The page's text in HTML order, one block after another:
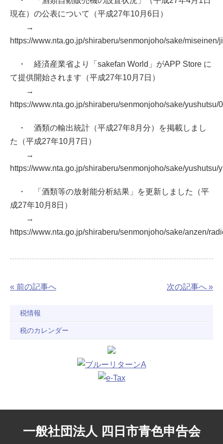
現在）の公表について（平成27年10月6日）
→
https://www.nta.go.jp/shiraberu/senmonjoho/sake/miseinen/
・ 経済産業省より「sakefan World」がAPP Store に
て提供開始されます（平成27年10月7日）
→
https://www.nta.go.jp/shiraberu/senmonjoho/sake/yushutsu/
・ 酒類の輸出統計（平成27年8月分）を掲載しまし
た（平成27年10月7日）
→
https://www.nta.go.jp/shiraberu/senmonjoho/sake/yushutsu/
・ 「酒類等の放射能分析結果」を更新しました（平
成27年10月8日）
→
https://www.nta.go.jp/shiraberu/senmonjoho/sake/anzen/
« 前の記事へ 次の記事へ »
税情報
税のカレンダー
一般社団法人 四日市青色申告会